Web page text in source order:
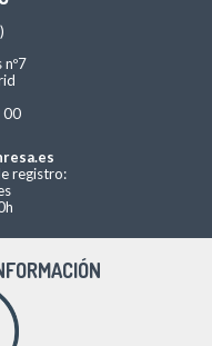
nº7
00
registro: